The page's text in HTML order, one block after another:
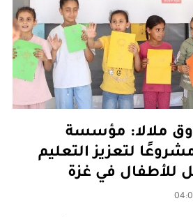
ملالا: مؤسسة
لتعزيز التعليم
للأطفال في غزة